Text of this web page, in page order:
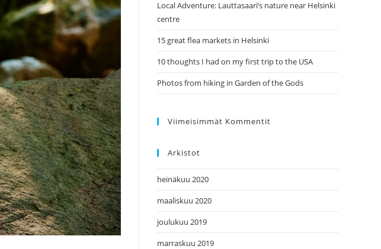
Local Adventure: Lauttasaari’s nature near Helsinki
centre
15 great flea markets in Helsinki
10 thoughts I had on my first trip to the USA
Photos from hiking in Garden of the Gods
Viimeisimmät Kommentit
Arkistot
heinäkuu 2020
maaliskuu 2020
joulukuu 2019
marraskuu 2019